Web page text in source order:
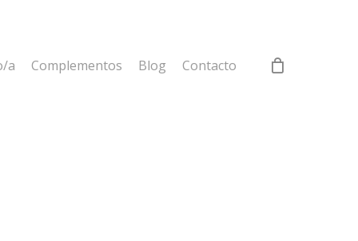
a Complementos Blog Contacto